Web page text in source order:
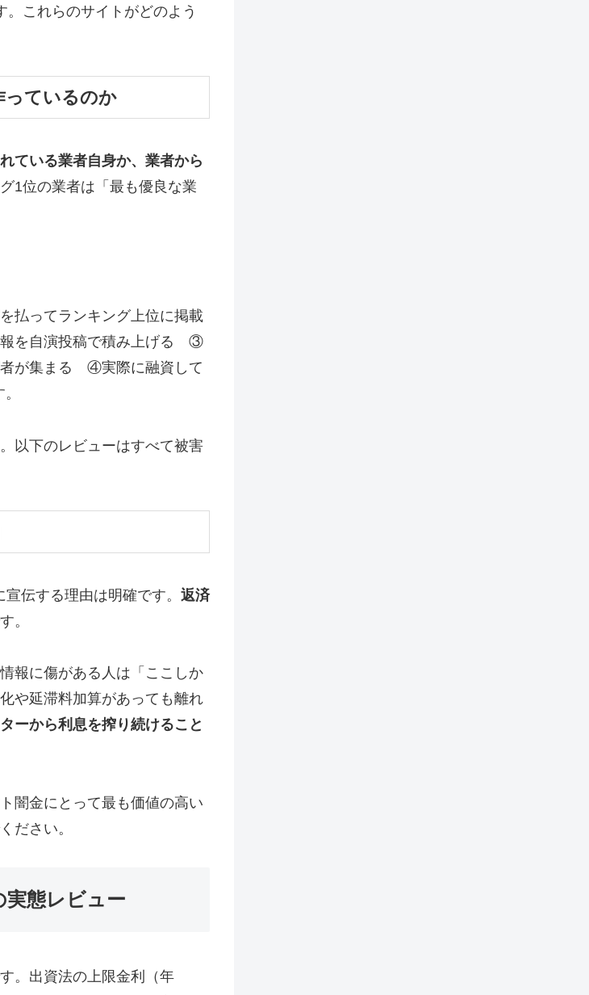
これらのサイトがどのよう
ているのか
ている業者自身か、業者から
1位の業者は「最も優良な業
払ってランキング上位に掲載
報を自演投稿で積み上げる ③
者が集まる ④実際に融資して
以下のレビューはすべて被害
伝する理由は明確です。 返済
。
報に傷がある人は「ここしか
や延滞料加算があっても離れ
ーから利息を搾り続けること
闇金にとって最も価値の高い
ださい。
実態レビュー
。出資法の上限金利（年